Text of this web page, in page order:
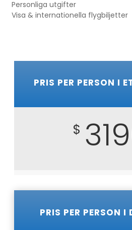
Personliga utgifter
Visa & internationella flygbiljetter
PRIS PER PERSON I
$
PRIS PER PERSON I